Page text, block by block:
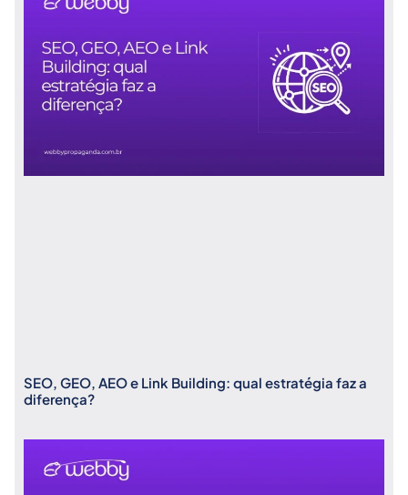
SEO, GEO, AEO e Link Building: qual estratégia faz a
diferença?